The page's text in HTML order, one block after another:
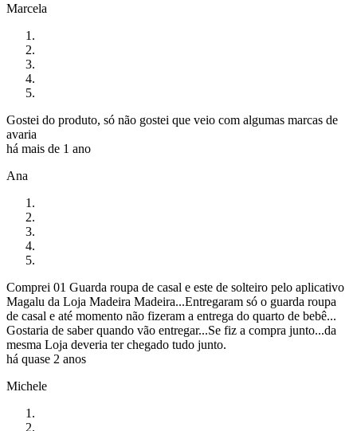
Marcela
Gostei do produto, só não gostei que veio com algumas marcas de
avaria
há mais de 1 ano
Ana
Comprei 01 Guarda roupa de casal e este de solteiro pelo aplicativo
Magalu da Loja Madeira Madeira...Entregaram só o guarda roupa
de casal e até momento não fizeram a entrega do quarto de bebê...
Gostaria de saber quando vão entregar...Se fiz a compra junto...da
mesma Loja deveria ter chegado tudo junto.
há quase 2 anos
Michele